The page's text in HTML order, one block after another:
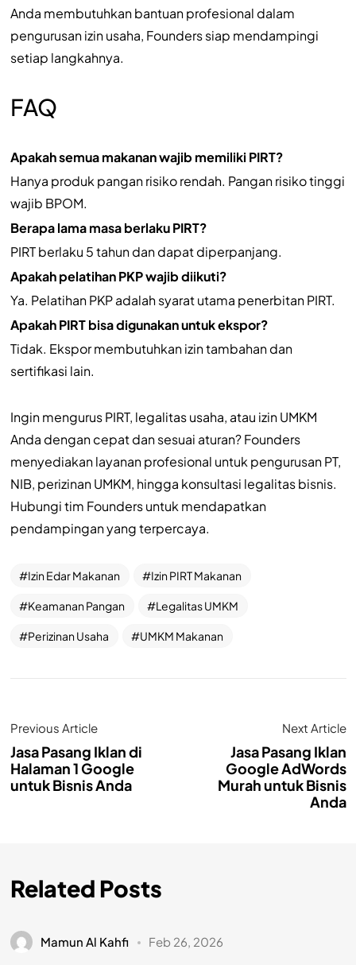
Anda membutuhkan bantuan profesional dalam
pengurusan izin usaha, Founders siap mendampingi
setiap langkahnya.
FAQ
Apakah semua makanan wajib memiliki PIRT?
Hanya produk pangan risiko rendah. Pangan risiko tinggi
wajib BPOM.
Berapa lama masa berlaku PIRT?
PIRT berlaku 5 tahun dan dapat diperpanjang.
Apakah pelatihan PKP wajib diikuti?
Ya. Pelatihan PKP adalah syarat utama penerbitan PIRT.
Apakah PIRT bisa digunakan untuk ekspor?
Tidak. Ekspor membutuhkan izin tambahan dan
sertifikasi lain.
Ingin mengurus PIRT, legalitas usaha, atau izin UMKM
Anda dengan cepat dan sesuai aturan? Founders
menyediakan layanan profesional untuk pengurusan PT,
NIB, perizinan UMKM, hingga konsultasi legalitas bisnis.
Hubungi tim Founders untuk mendapatkan
pendampingan yang terpercaya.
Izin Edar Makanan Izin PIRT Makanan
Keamanan Pangan Legalitas UMKM
Perizinan Usaha UMKM Makanan
Previous Article
Jasa Pasang Iklan di
Halaman 1 Google
untuk Bisnis Anda
Next Article
Jasa Pasang Iklan
Google AdWords
Murah untuk Bisnis
Anda
Related Posts
Mamun Al Kahfi Feb 26, 2026